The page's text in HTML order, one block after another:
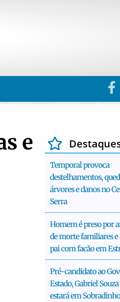
e
Temporal provoca
destelhamentos,
árvores e danos no
Serra
Homem é preso por
de morte familiares e
pai com facão em
Pré-candidato ao
Estado, Gabriel
estará em